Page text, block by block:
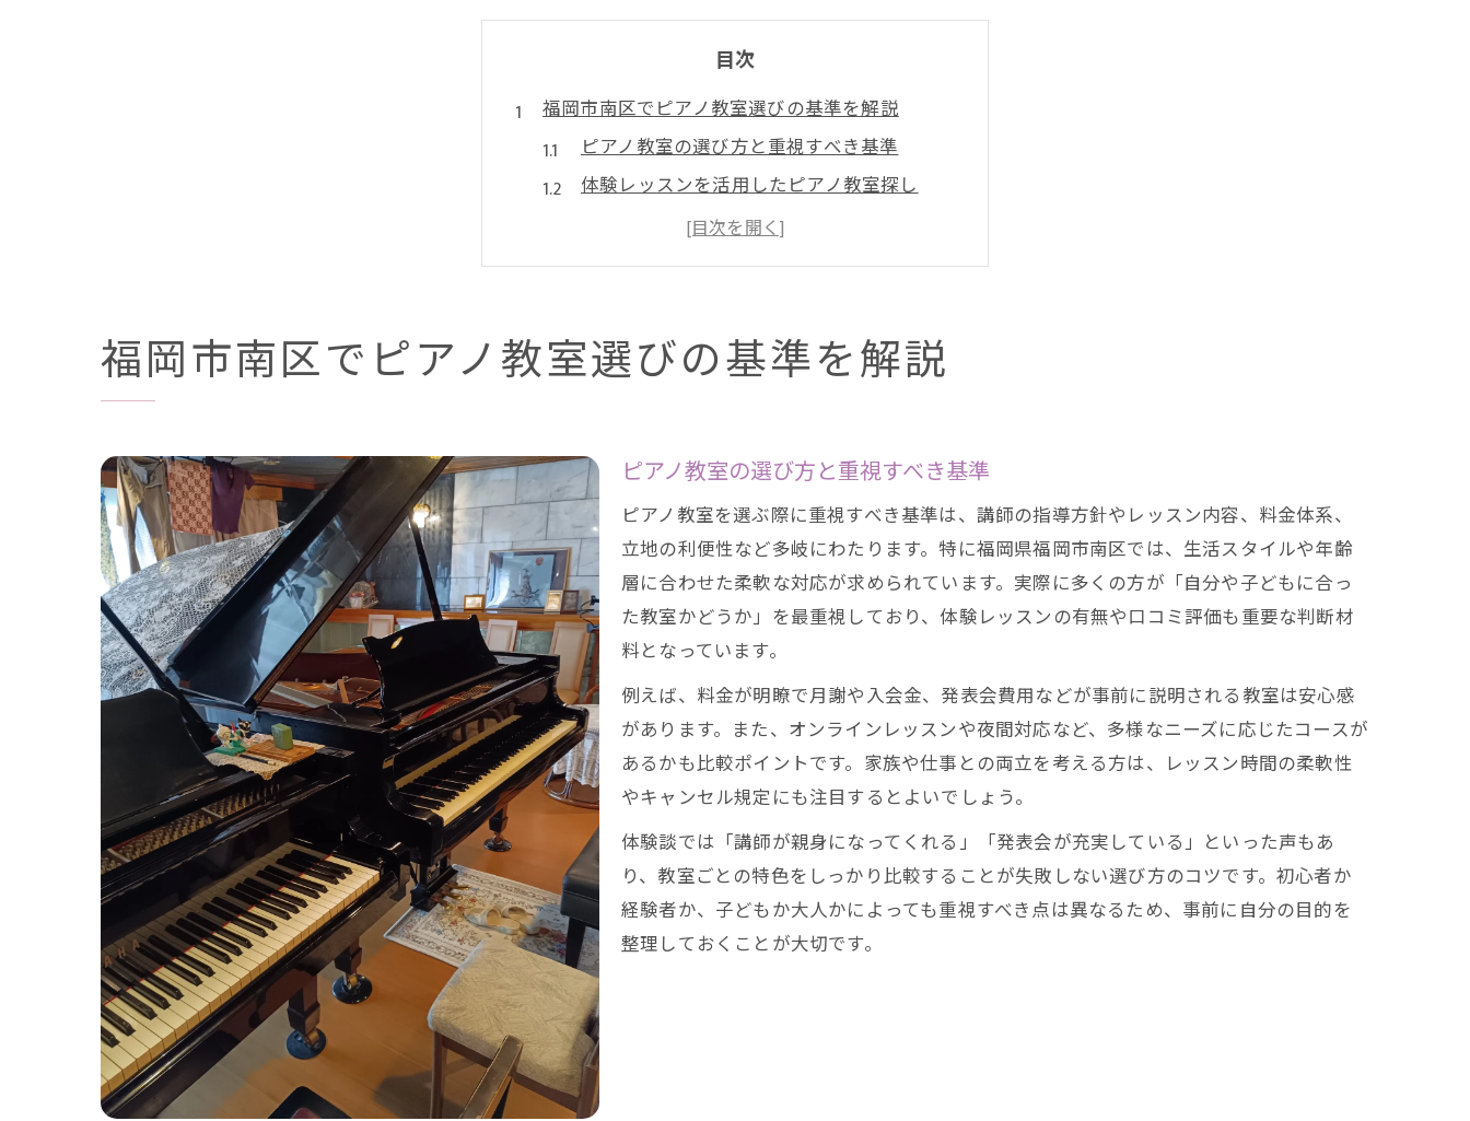
目次
福岡市南区でピアノ教室選びの基準を解説
ピアノ教室の選び方と重視すべき基準
体験レッスンを活用したピアノ教室探し
講師の指導方針が光るピアノ教室の特徴
ピアノ教室の通いやすさと立地の重要性
評価が高いピアノ教室の特徴に迫る
ピアノ教室の口コミに見る高評価の理由
ピアノ教室の柔軟なレッスンスケジュール
発表会やイベントが充実するピアノ教室
継続できるピアノ教室のサポート体制とは
子育て世代注目の習い事ピアノ教室紹介
ピアノ教室は子育て世代に人気の習い事
送り迎えしやすいピアノ教室の選び方
子どもの成長を促すピアノ教室の魅力
ピアノ教室で身につく音楽的な力とは
親子で楽しめるピアノ教室の工夫ポイント
ピアノ教室を選ぶなら費用と効果を徹底比較
ピアノ教室の月謝とレッスン内容の相場
費用対効果でピアノ教室を比較するコツ
ピアノ教室の入会費や発表会費もチェック
大人にもおすすめのピアノ教室の費用感
ピアノ教室選びで無理なく続けるポイント
口コミから見る福岡周辺ピアノ教室の魅力
ピアノ教室の口コミで分かる人気の理由
体験談から学ぶピアノ教室の選び方
福岡市南区でピアノ教室選びの基準を解説
ピアノ教室の選び方と重視すべき基準
ピアノ教室を選ぶ際に重視すべき基準は、講師の指導方針やレッスン内容、料金体系、
立地の利便性など多岐にわたります。特に福岡県福岡市南区では、生活スタイルや年齢
層に合わせた柔軟な対応が求められています。実際に多くの方が「自分や子どもに合っ
た教室かどうか」を最重視しており、体験レッスンの有無や口コミ評価も重要な判断材
料となっています。
例えば、料金が明瞭で月謝や入会金、発表会費用などが事前に説明される教室は安心感
があります。また、オンラインレッスンや夜間対応など、多様なニーズに応じたコースが
あるかも比較ポイントです。家族や仕事との両立を考える方は、レッスン時間の柔軟性
やキャンセル規定にも注目するとよいでしょう。
体験談では「講師が親身になってくれる」「発表会が充実している」といった声もあ
り、教室ごとの特色をしっかり比較することが失敗しない選び方のコツです。初心者か
経験者か、子どもか大人かによっても重視すべき点は異なるため、事前に自分の目的を
整理しておくことが大切です。